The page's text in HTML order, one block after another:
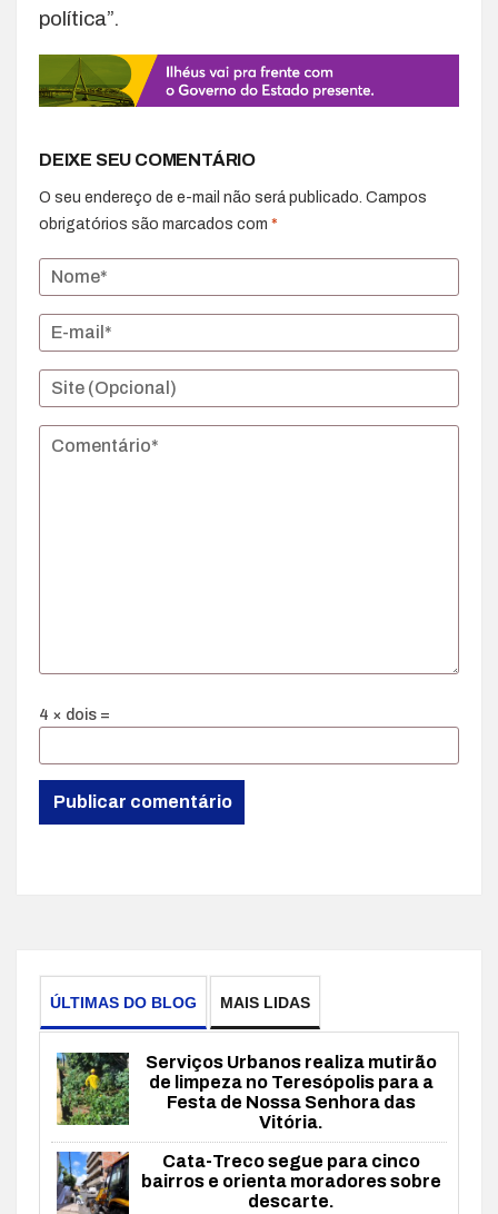
política”.
DEIXE SEU COMENTÁRIO
O seu endereço de e-mail não será publicado. Campos
obrigatórios são marcados com *
4 × dois =
ÚLTIMAS DO BLOG MAIS LIDAS
Serviços Urbanos realiza mutirão
de limpeza no Teresópolis para a
Festa de Nossa Senhora das
Vitória.
Cata-Treco segue para cinco
bairros e orienta moradores sobre
descarte.